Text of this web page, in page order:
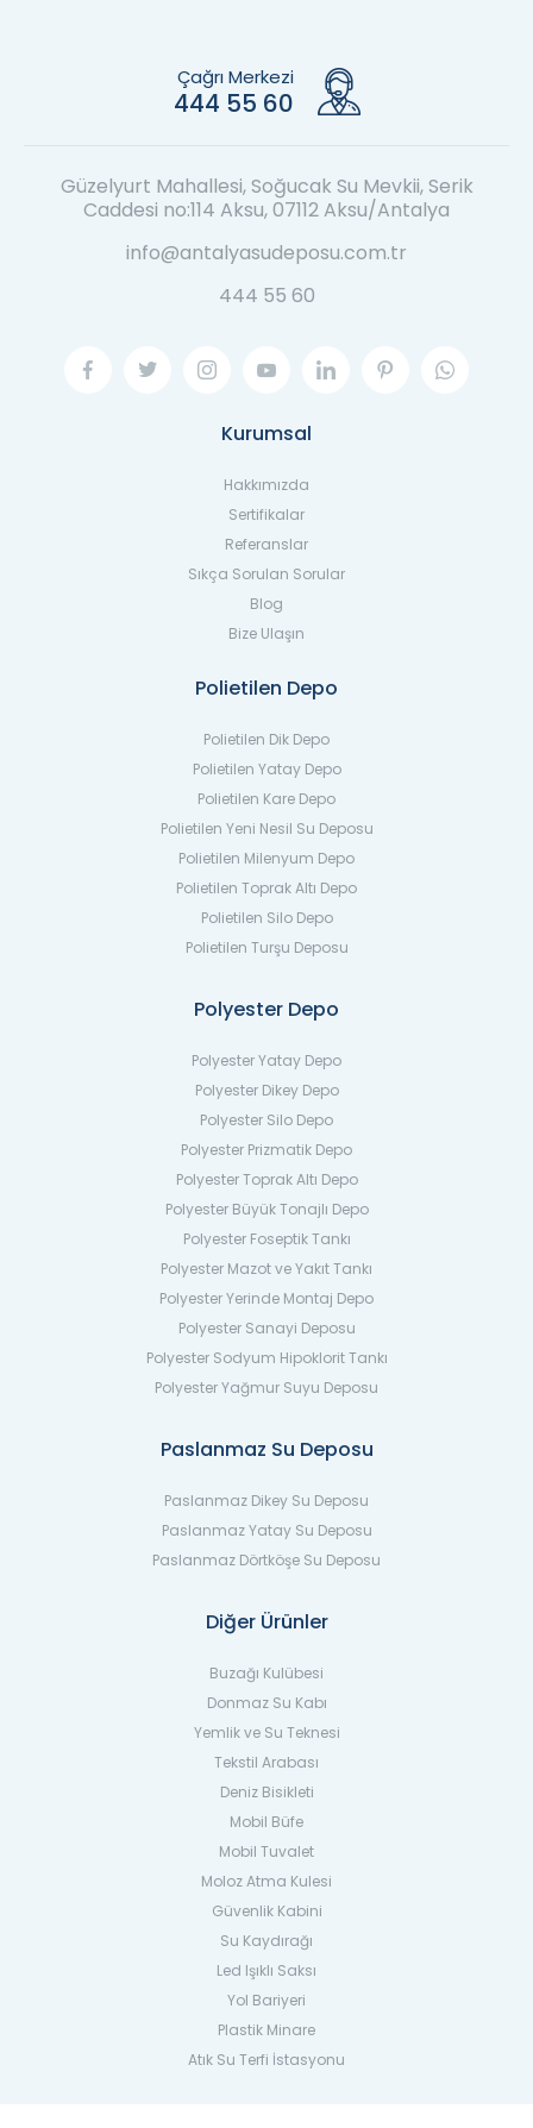
Çağrı Merkezi
444 55 60
Güzelyurt Mahallesi, Soğucak Su Mevkii, Serik
Caddesi no:114 Aksu, 07112 Aksu/Antalya
info@antalyasudeposu.com.tr
444 55 60
Kurumsal
Hakkımızda
Sertifikalar
Referanslar
Sıkça Sorulan Sorular
Blog
Bize Ulaşın
Polietilen Depo
Polietilen Dik Depo
Polietilen Yatay Depo
Polietilen Kare Depo
Polietilen Yeni Nesil Su Deposu
Polietilen Milenyum Depo
Polietilen Toprak Altı Depo
Polietilen Silo Depo
Polietilen Turşu Deposu
Polyester Depo
Polyester Yatay Depo
Polyester Dikey Depo
Polyester Silo Depo
Polyester Prizmatik Depo
Polyester Toprak Altı Depo
Polyester Büyük Tonajlı Depo
Polyester Foseptik Tankı
Polyester Mazot ve Yakıt Tankı
Polyester Yerinde Montaj Depo
Polyester Sanayi Deposu
Polyester Sodyum Hipoklorit Tankı
Polyester Yağmur Suyu Deposu
Paslanmaz Su Deposu
Paslanmaz Dikey Su Deposu
Paslanmaz Yatay Su Deposu
Paslanmaz Dörtköşe Su Deposu
Diğer Ürünler
Buzağı Kulübesi
Donmaz Su Kabı
Yemlik ve Su Teknesi
Tekstil Arabası
Deniz Bisikleti
Mobil Büfe
Mobil Tuvalet
Moloz Atma Kulesi
Güvenlik Kabini
Su Kaydırağı
Led Işıklı Saksı
Yol Bariyeri
Plastik Minare
Atık Su Terfi İstasyonu